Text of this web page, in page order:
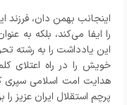
اینجانب بهمن دان، فرزند
را ایفا می‌کند، بلکه به
این یادداشت را به رشته
خویش را در راه اعتلای
هدایت امت اسلامی سپری
پرچم استقلال ایران عزیز را